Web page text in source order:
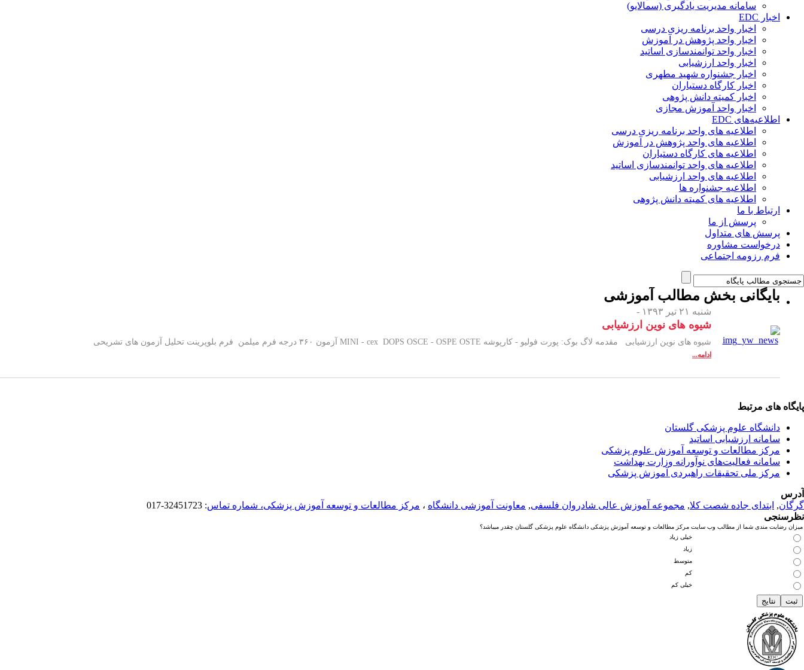
سامانه مدیریت یادگیری (سمالایو)
اخبار EDC
اخبار واحد برنامه ریزی درسی
اخبار واحد پژوهش در آموزش
اخبار واحد توانمندسازی اساتید
اخبار واحد ارزشیابی
اخبار جشنواره شهید مطهری
اخبار کارگاه دستیاران
اخبار کمیته دانش پژوهی
اخبار واحد آموزش مجازی
اطلاعیه‌های EDC
اطلاعیه های واحد برنامه ریزی درسی
اطلاعیه های واحد پژوهش در آموزش
اطلاعیه های کارگاه دستیاران
اطلاعیه های واحد توانمندسازی اساتید
اطلاعیه های واحد ارزشیابی
اطلاعیه جشنواره ها
اطلاعیه های کمیته دانش پژوهی
ارتباط با ما
پرسش از ما
پرسش های متداول
درخواست مشاوره
فرم رزومه اجتماعی
بایگانی بخش مطالب آموزشی
شنبه ۲۱ تیر ۱۳۹۳ -
شیوه های نوین ارزشیابی
شیوه های نوین ارزشیابی مقدمه لاگ بوک: پورت فولیو - کارپوشه MINI - cex DOPS OSCE - OSPE OSTE آزمون ۳۶۰ درجه فرم میلمن فرم بلوپرینت تحلیل آزمون های تشریحی
ادامه...
پایگاه های مرتبط
دانشگاه علوم پزشکی گلستان
سامانه ارزشیابی اساتید
مرکز مطالعات و توسعه آموزش علوم پزشکی
سامانه فعالیت‌های نوآورانه وزارت بهداشت
مرکز ملی تحقیقات راهبردی آموزش پزشکی
آدرس
گرگان, ابتدای جاده شصت کلا, مجموعه آموزش عالی شادروان فلسفی, معاونت آموزشی دانشگاه ، مرکز مطالعات و توسعه آموزش پزشکی، شماره تماس: 32451723-017
نظرسنجی
میزان رضایت مندی شما از مطالب وب سایت مرکز مطالعات و توسعه آموزش پزشکی دانشگاه علوم پزشکی گلستان چقدر میباشد؟
خیلی زیاد
زیاد
متوسط
کم
خیلی کم